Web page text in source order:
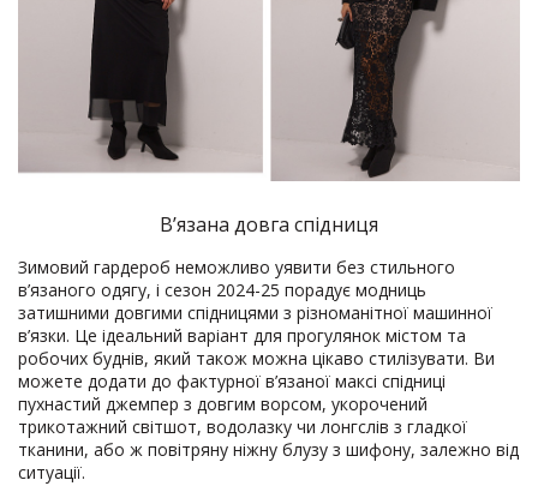
В’язана довга спідниця
Зимовий гардероб неможливо уявити без стильного
в’язаного одягу, і сезон 2024-25 порадує модниць
затишними довгими спідницями з різноманітної машинної
в’язки. Це ідеальний варіант для прогулянок містом та
робочих буднів, який також можна цікаво стилізувати. Ви
можете додати до фактурної в’язаної максі спідниці
пухнастий джемпер з довгим ворсом, укорочений
трикотажний світшот, водолазку чи лонгслів з гладкої
тканини, або ж повітряну ніжну блузу з шифону, залежно від
ситуації.